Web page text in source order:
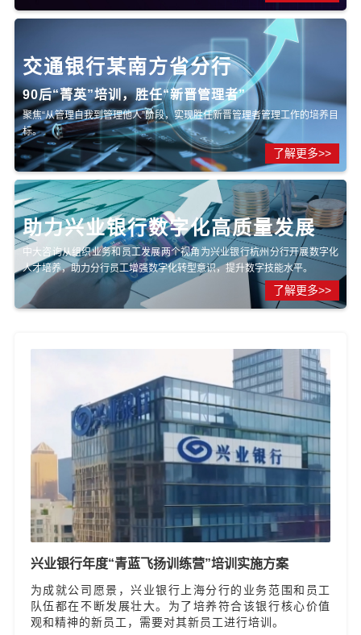
交通银行某南方省分行
90后“菁英”培训，胜任“新晋管理者”
聚焦“从管理自我到管理他人”阶段，实现胜任新晋管理者管理工作的培养目
标。
了解更多>>
助力兴业银行数字化高质量发展
中大咨询从组织业务和员工发展两个视角为兴业银行杭州分行开展数字化
人才培养，助力分行员工增强数字化转型意识，提升数字技能水平。
了解更多>>
兴业银行年度“青蓝飞扬训练营”培训实施方案
为成就公司愿景，兴业银行上海分行的业务范围和员工
队伍都在不断发展壮大。为了培养符合该银行核心价值
观和精神的新员工，需要对其新员工进行培训。